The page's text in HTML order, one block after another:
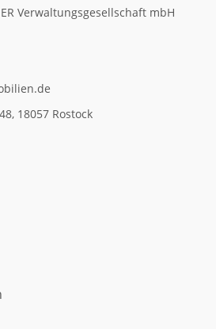
Verwaltungsgesellschaft mbH
18057 Rostock